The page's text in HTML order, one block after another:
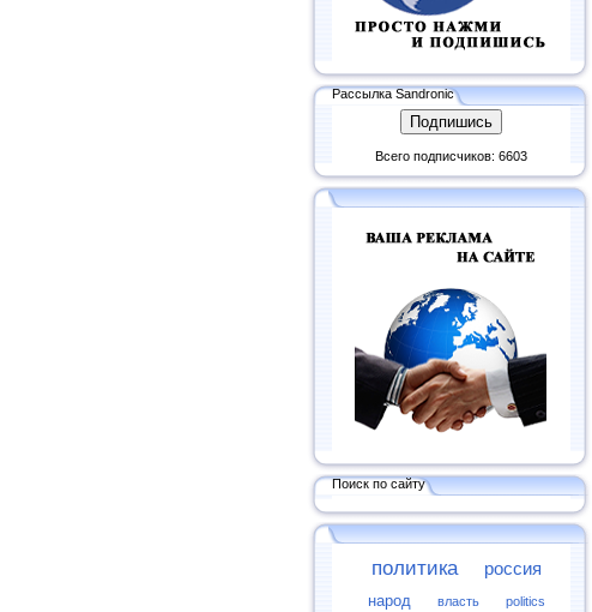
Рассылка Sandronic
Всего подписчиков: 6603
Поиск по сайту
политика россия
народ власть politics